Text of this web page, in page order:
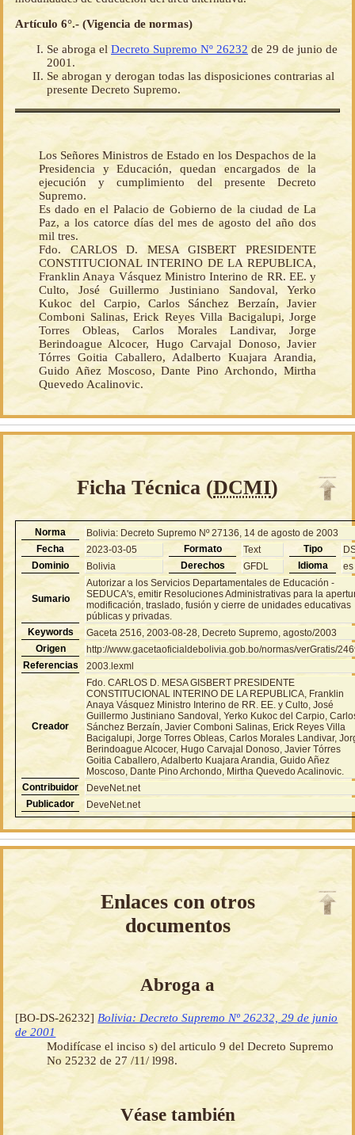
Artículo 6°.- (Vigencia de normas)
Se abroga el Decreto Supremo Nº 26232 de 29 de junio de
2001.
Se abrogan y derogan todas las disposiciones contrarias al
presente Decreto Supremo.
Los Señores Ministros de Estado en los Despachos de la
Presidencia y Educación, quedan encargados de la
ejecución y cumplimiento del presente Decreto
Supremo.
Es dado en el Palacio de Gobierno de la ciudad de La
Paz, a los catorce días del mes de agosto del año dos
mil tres.
Fdo. CARLOS D. MESA GISBERT PRESIDENTE
CONSTITUCIONAL INTERINO DE LA REPUBLICA,
Franklin Anaya Vásquez Ministro Interino de RR. EE. y
Culto, José Guillermo Justiniano Sandoval, Yerko
Kukoc del Carpio, Carlos Sánchez Berzaín, Javier
Comboni Salinas, Erick Reyes Villa Bacigalupi, Jorge
Torres Obleas, Carlos Morales Landivar, Jorge
Berindoague Alcocer, Hugo Carvajal Donoso, Javier
Tórres Goitia Caballero, Adalberto Kuajara Arandia,
Guido Añez Moscoso, Dante Pino Archondo, Mirtha
Quevedo Acalinovic.
Ficha Técnica (DCMI)
Norma
Bolivia: Decreto Supremo Nº 27136, 14 de agosto de 2003
Fecha
2023-03-05 Formato Text Tipo
Dominio
Bolivia Derechos GFDL Idioma es
Sumario
Autorizar a los Servicios Departamentales de Educación -
SEDUCA's, emitir Resoluciones Administrativas para la
modificación, traslado, fusión y cierre de unidades educativas
públicas y privadas.
Keywords
Gaceta 2516, 2003-08-28, Decreto Supremo, agosto/2003
Origen
http://www.gacetaoficialdebolivia.gob.bo/normas/verGratis/
Referencias
2003.lexml
Creador
Fdo. CARLOS D. MESA GISBERT PRESIDENTE
CONSTITUCIONAL INTERINO DE LA REPUBLICA, Franklin
Anaya Vásquez Ministro Interino de RR. EE. y Culto, José
Guillermo Justiniano Sandoval, Yerko Kukoc del Carpio,
Sánchez Berzaín, Javier Comboni Salinas, Erick Reyes Villa
Bacigalupi, Jorge Torres Obleas, Carlos Morales Landivar,
Berindoague Alcocer, Hugo Carvajal Donoso, Javier Tórres
Goitia Caballero, Adalberto Kuajara Arandia, Guido Añez
Moscoso, Dante Pino Archondo, Mirtha Quevedo Acalinovic.
Contribuidor
DeveNet.net
Publicador
DeveNet.net
Enlaces con otros
documentos
Abroga a
[BO-DS-26232] Bolivia: Decreto Supremo Nº 26232, 29 de junio
de 2001
Modifícase el inciso s) del articulo 9 del Decreto Supremo
No 25232 de 27 /11/ l998.
Véase también